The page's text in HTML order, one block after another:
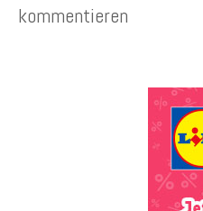
kommentieren